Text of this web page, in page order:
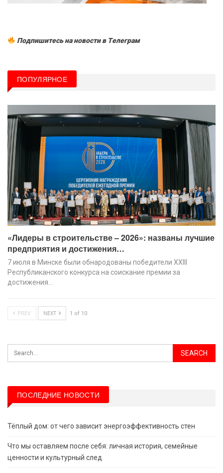
Подпишитесь на новости в Tелеграм
ПОПУЛЯРНОЕ
«Лидеры в строительстве – 2026»: названы лучшие
предприятия и достижения…
7 июля в Минске были обнародованы победители XХIII
Республиканского конкурса на соискание премии за
достижения…
PREV NEXT 1 of 10
ПОСЛЕДНИЕ НОВОСТИ
Тёплый дом: от чего зависит энергоэффективность стен
Что мы оставляем после себя: личная история, семейные
ценности и культурный след